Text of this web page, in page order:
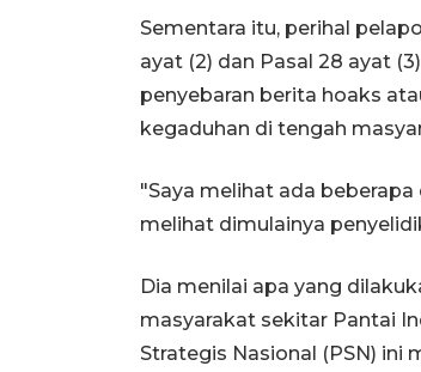
Sementara itu, perihal
ayat (2) dan Pasal 28 ayat
penyebaran berita hoaks
kegaduhan di tengah
"Saya melihat ada
melihat dimulainya
Dia menilai apa yang
masyarakat sekitar Pantai
Strategis Nasional (PSN) ini